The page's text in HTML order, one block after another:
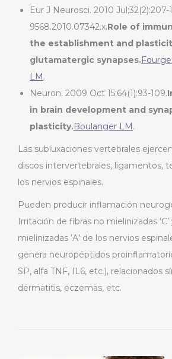
Eur J Neurosci. 2010 Jul;32(2):207-
9568.2010.07342.x.Role of
the establishment and
glutamatergic synapses.
LM .
Neuron. 2009 Oct 15;64(1):93-109.
in brain development and
plasticity. Boulanger LM .
Las subluxaciones vertebrales
discos intervertebrales, ligamentos,
los nervios espinales.
Pueden producir inflamación
Irritación de fibras no mielinizadas
mielinizadas ‘A’ de los nervios
genera neuropéptidos
SP, alfa TNF, IL6, etc.), relacionados
dermatitis, eczemas, etc.